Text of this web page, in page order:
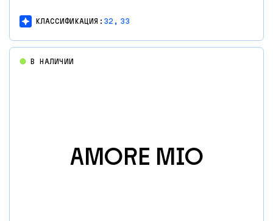
КЛАССИФИКАЦИЯ: 32, 33
В НАЛИЧИИ
AMORE MIO